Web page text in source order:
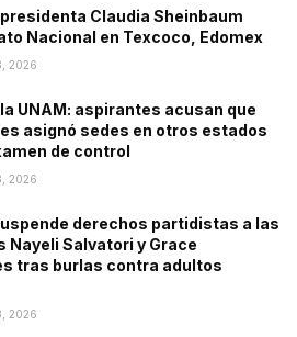
Claudia Sheinbaum
Nacional en Texcoco, Edomex
2026
UNAM: aspirantes acusan que
asignó sedes en otros estados
de control
2026
derechos partidistas a las
Nayeli Salvatori y Grace
tras burlas contra adultos
2026